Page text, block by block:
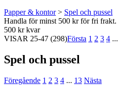
Papper & kontor> Spel och pussel
Handla för minst 500 kr för fri frakt.
500 kr kvar
VISAR 25-47 (298)Första 1 2 3 4 ...
Spel och pussel
Föregående 1 2 3 4 ... 13 Nästa